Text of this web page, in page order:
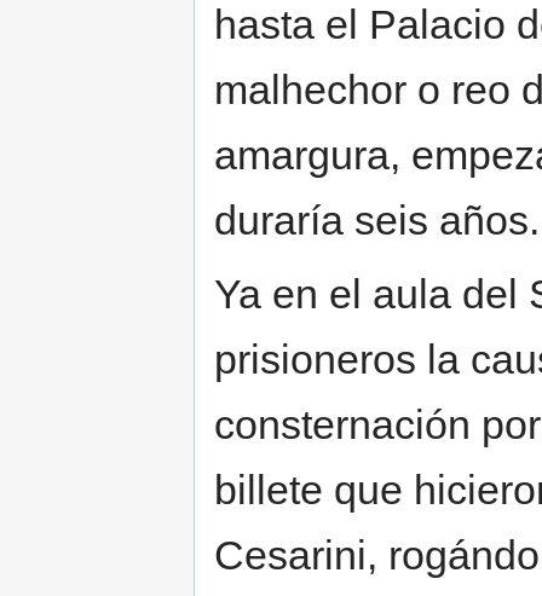
hasta el Palacio
malhechor o reo
amargura,
duraría seis años.
Ya en el aula del
prisioneros la
consternación
billete que
Cesarini,